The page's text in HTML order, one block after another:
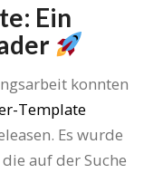
Ein
konnten
Template
Es wurde
auf der Suche